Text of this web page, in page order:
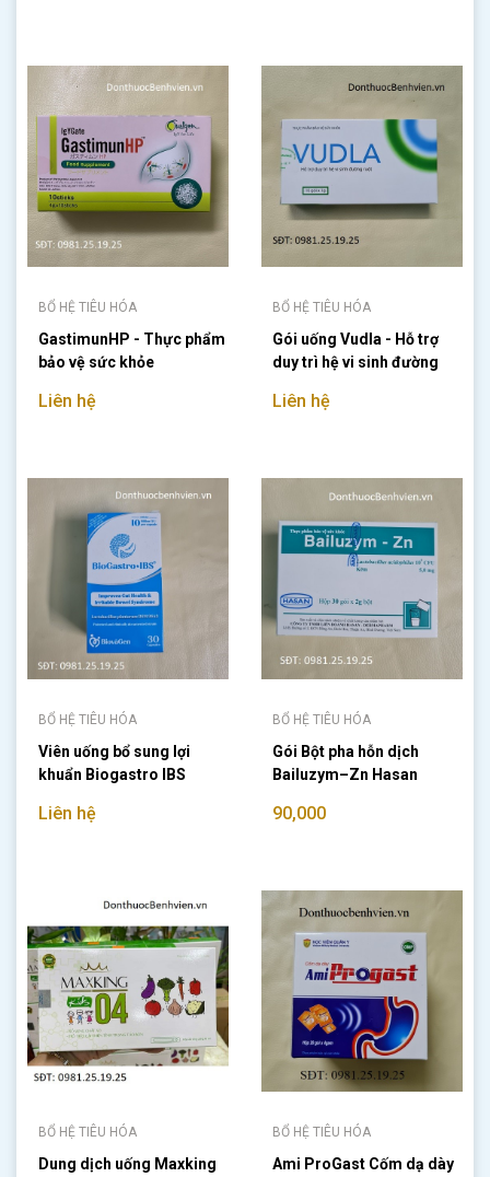
BỔ HỆ TIÊU HÓA
GastimunHP - Thực phẩm
bảo vệ sức khỏe
Liên hệ
BỔ HỆ TIÊU HÓA
Gói uống Vudla - Hỗ trợ
duy trì hệ vi sinh đường
Liên hệ
BỔ HỆ TIÊU HÓA
Viên uống bổ sung lợi
khuẩn Biogastro IBS
Liên hệ
BỔ HỆ TIÊU HÓA
Gói Bột pha hỗn dịch
Bailuzym–Zn Hasan
90,000
BỔ HỆ TIÊU HÓA
Dung dịch uống Maxking
BỔ HỆ TIÊU HÓA
Ami ProGast Cốm dạ dày